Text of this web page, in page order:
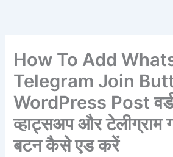
How To Add
Telegram Join
WordPress Post
व्हाट्सअप और टेलीग्राम
बटन कैसे एड करें